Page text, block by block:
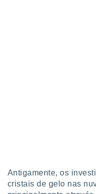
para
Antigamente, os
cristais de gelo nas